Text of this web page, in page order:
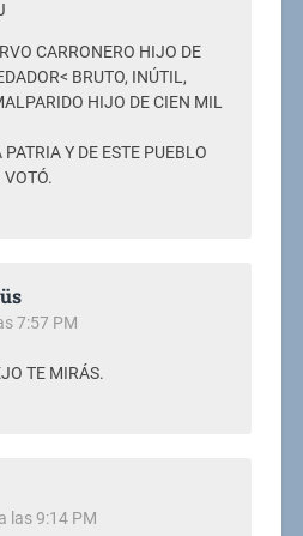
CARRONERO HIJO DE
BRUTO, INÚTIL,
HIJO DE CIEN MIL
Y DE ESTE PUEBLO
VOTÓ.
7:57 PM
TE MIRÁS.
las 9:14 PM